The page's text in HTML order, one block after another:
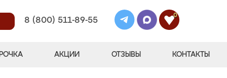
8 (800) 511-89-55
0
АКЦИИ ОТЗЫВЫ КОНТАКТЫ